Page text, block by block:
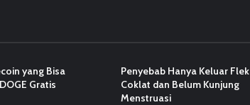
yang Bisa
Gratis
Penyebab Hanya Keluar Flek
Coklat dan Belum Kunjung
Menstruasi